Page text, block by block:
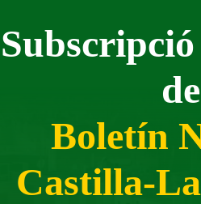
de
Boletín
Castilla-